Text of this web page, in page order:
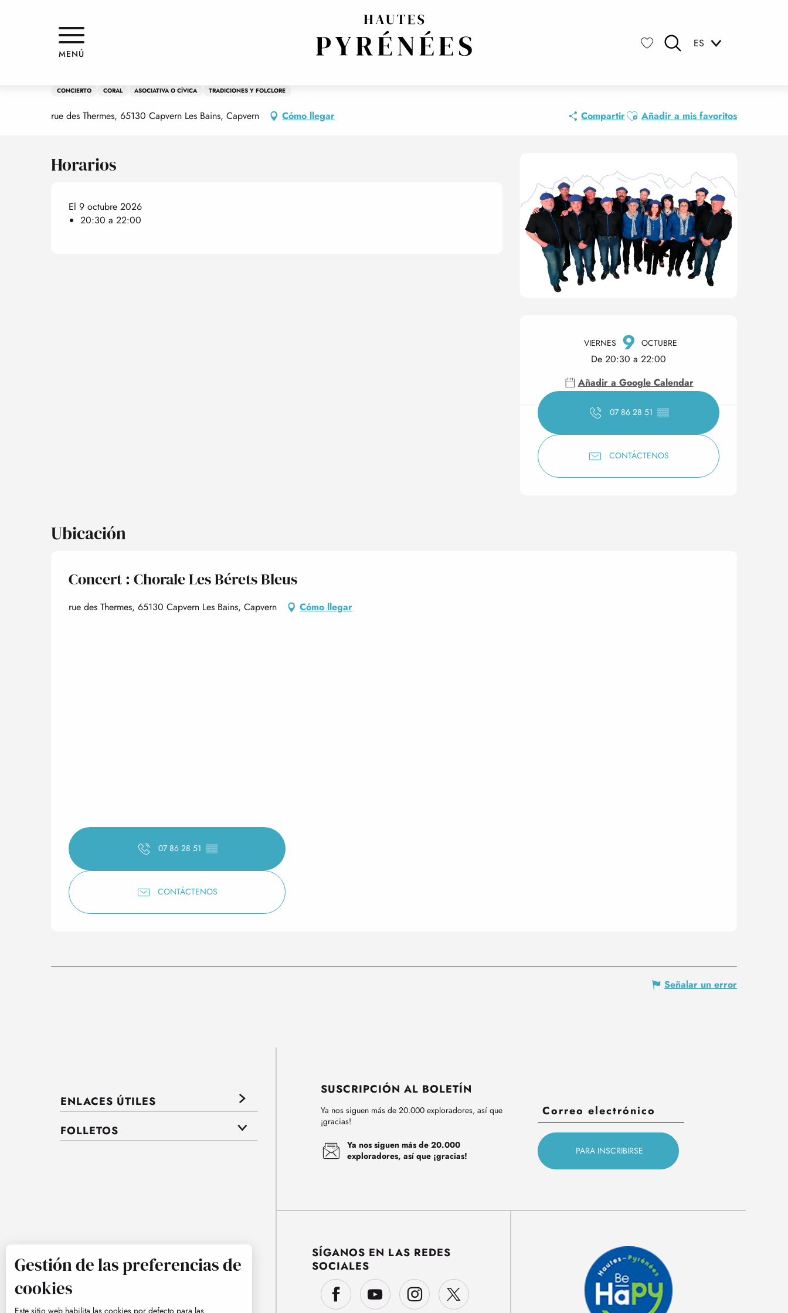
ES
MENÚ
Viernes 9 octubre de 20:30 a 22:00
CONCIERTO CORAL ASOCIATIVA O CÍVICA TRADICIONES Y FOLCLORE
rue des Thermes, 65130 Capvern Les Bains, Capvern Cómo llegar CompartirAjouter aux favoris
Añadir a mis favoritos
Horarios y datos de
VIERNES 9 OCTUBRE
De 20:30 a 22:00
Añadir a Google Calendar
07 86 28 51 ▒▒
CONTÁCTENOS
Horarios
El 9 octubre 2026
20:30 a 22:00
Ubicación
Concert : Chorale Les Bérets Bleus
rue des Thermes, 65130 Capvern Les Bains, Capvern Cómo llegar
07 86 28 51 ▒▒
CONTÁCTENOS
Señalar un error
ENLACES ÚTILES
FOLLETOS
SUSCRIPCIÓN AL BOLETÍN
Ya nos siguen más de 20.000 exploradores, así que
¡gracias!
Ya nos siguen más de 20.000
exploradores, así que ¡gracias!
SÍGANOS EN LAS REDES
SOCIALES
Gestión de las preferencias de
cookies
Este sitio web habilita las cookies por defecto para las